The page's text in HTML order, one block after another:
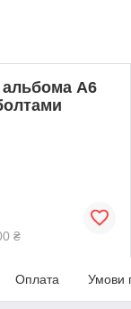
альбома А6
₴
Оплата Умови